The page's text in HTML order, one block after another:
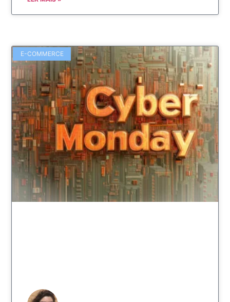
E-COMMERCE